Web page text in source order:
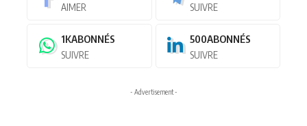
AIMER SUIVRE
1KABONNÉS
SUIVRE
500ABONNÉS
SUIVRE
- Advertisement -